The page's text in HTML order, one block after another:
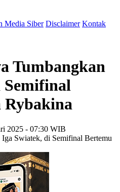
Media Siber Disclaimer Kontak
Tumbangkan
Semifinal
Rybakina
2025 - 07:30 WIB